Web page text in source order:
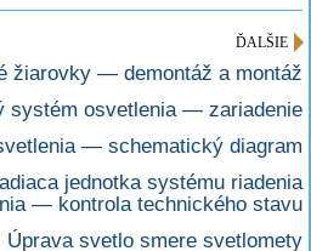
ĎALŠIE
žiarovky — demontáž a montáž
systém osvetlenia — zariadenie
— schematický diagram
jednotka systému riadenia
— kontrola technického stavu
Úprava svetlo smere svetlomety